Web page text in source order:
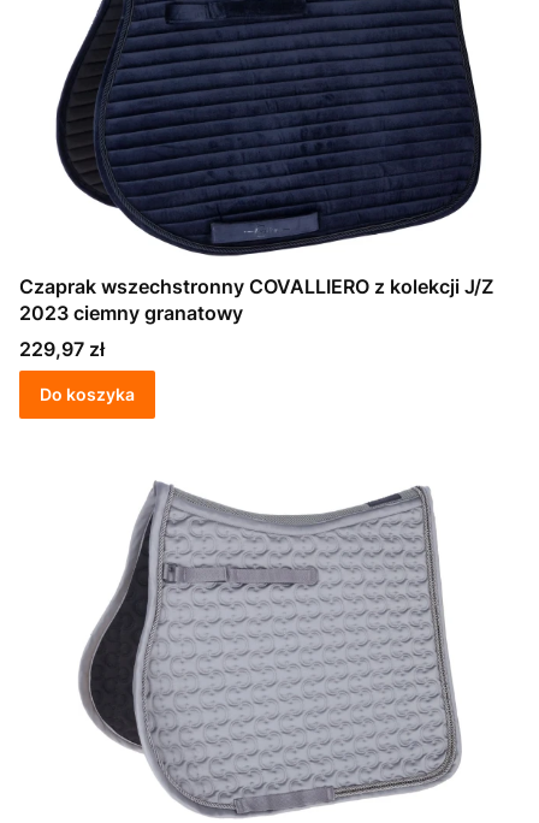
Czaprak wszechstronny COVALLIERO z kolekcji J/Z
2023 ciemny granatowy
Cena
229,97 zł
Do koszyka